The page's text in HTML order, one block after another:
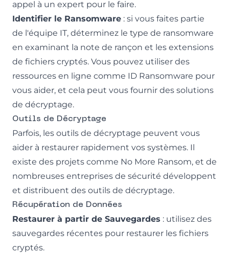
appel à un expert pour le faire.
Identifier le Ransomware : si vous faites partie
de l'équipe IT, déterminez le type de ransomware
en examinant la note de rançon et les extensions
de fichiers cryptés. Vous pouvez utiliser des
ressources en ligne comme ID Ransomware pour
vous aider, et cela peut vous fournir des solutions
de décryptage.
Outils de Décryptage
Parfois, les outils de décryptage peuvent vous
aider à restaurer rapidement vos systèmes. Il
existe des projets comme No More Ransom, et de
nombreuses entreprises de sécurité développent
et distribuent des outils de décryptage.
Récupération de Données
Restaurer à partir de Sauvegardes : utilisez des
sauvegardes récentes pour restaurer les fichiers
cryptés.